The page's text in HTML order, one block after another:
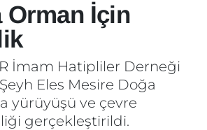
Orman İçin
İmam Hatipliler Derneği
Eles Mesire Doğa
yürüyüşü ve çevre
gerçekleştirildi.